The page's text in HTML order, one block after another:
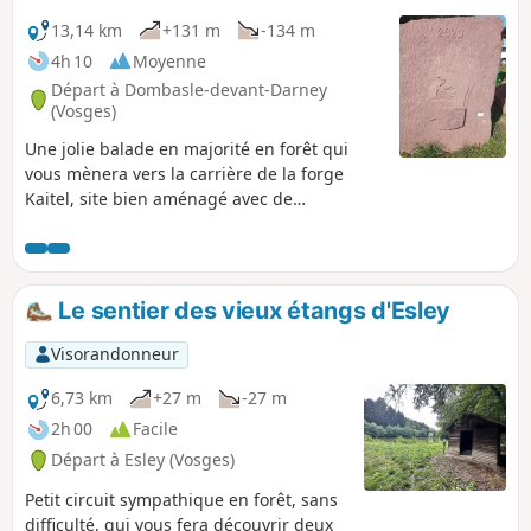
13,14 km
+131 m
-134 m
4h 10
Moyenne
Départ à Dombasle-devant-Darney
(Vosges)
Une jolie balade en majorité en forêt qui
vous mènera vers la carrière de la forge
Kaitel, site bien aménagé avec de
sur le site de Kaitel, ce circuit n'est pas
balisé, pour vous guider, nous avons relevé
les plaques de numérotation des parcelles
forestières. Veillez à bien les repérer. Afin
d'éviter toute confusion ce parcours n'est
pas décrit entre les points 8 et 11, suivez le
balisage sur le terrain "flèche blanche et
écusson" agrémenté de nombreux
panneaux d'informations. En période de
chasse, renseignez-vous auprès des mairies
des communes traversées, évitez les week-
ends.
Le sentier des vieux étangs d'Esley
Visorandonneur
6,73 km
+27 m
-27 m
2h 00
Facile
Départ à Esley (Vosges)
Petit circuit sympathique en forêt, sans
difficulté, qui vous fera découvrir deux